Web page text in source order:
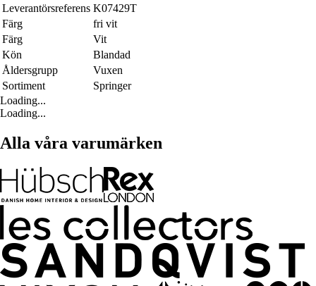
Leverantörsreferens K07429T
Färg
fri vit
Färg
Vit
Kön
Blandad
Åldersgrupp
Vuxen
Sortiment
Springer
Loading...
Loading...
Alla våra varumärken